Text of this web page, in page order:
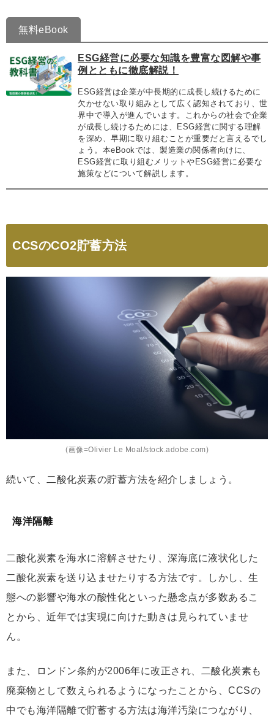
無料eBook
ESG経営に必要な知識を豊富な図解や事
例とともに徹底解説！
ESG経営は企業が中長期的に成長し続けるために
欠かせない取り組みとして広く認知されており、世
界中で導入が進んでいます。これからの社会で企業
が成長し続けるためには、ESG経営に関する理解
を深め、早期に取り組むことが重要だと言えるでし
ょう。本eBookでは、製造業の関係者向けに、
ESG経営に取り組むメリットやESG経営に必要な
施策などについて解説します。
CCSのCO2貯蓄方法
(画像=Olivier Le Moal/stock.adobe.com)
続いて、二酸化炭素の貯蓄方法を紹介しましょう。
海洋隔離
二酸化炭素を海水に溶解させたり、深海底に液状化した
二酸化炭素を送り込ませたりする方法です。しかし、生
態への影響や海水の酸性化といった懸念点が多数あるこ
とから、近年では実現に向けた動きは見られていませ
ん。
また、ロンドン条約が2006年に改正され、二酸化炭素も
廃棄物として数えられるようになったことから、CCSの
中でも海洋隔離で貯蓄する方法は海洋汚染につながり、